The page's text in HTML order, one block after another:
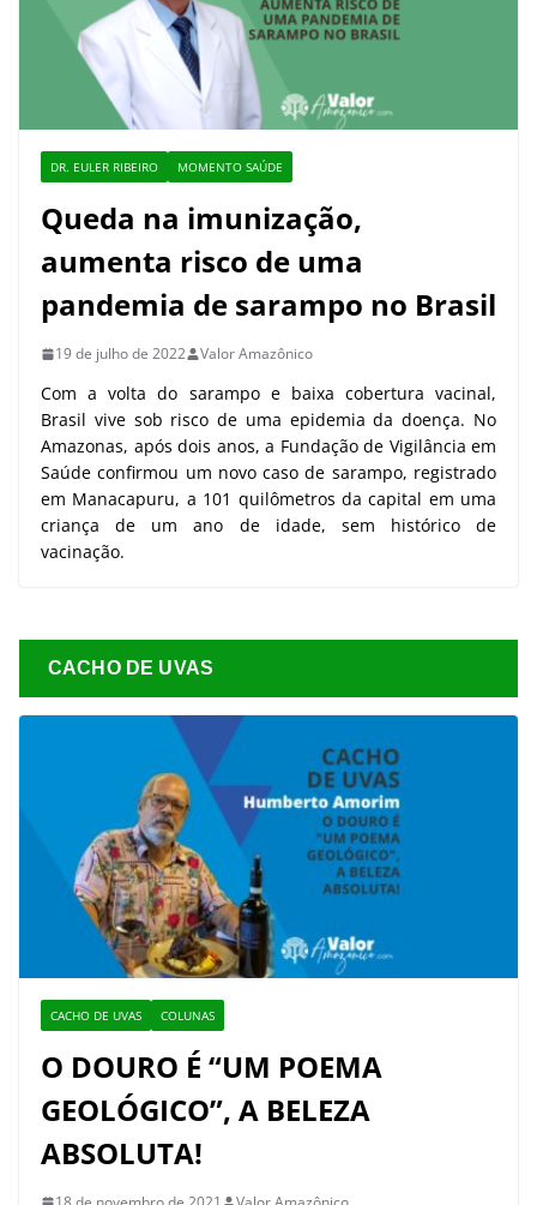
DR. EULER RIBEIRO MOMENTO SAÚDE
Queda na imunização,
aumenta risco de uma
pandemia de sarampo no Brasil
19 de julho de 2022 Valor Amazônico
Com a volta do sarampo e baixa cobertura vacinal,
Brasil vive sob risco de uma epidemia da doença. No
Amazonas, após dois anos, a Fundação de Vigilância em
Saúde confirmou um novo caso de sarampo, registrado
em Manacapuru, a 101 quilômetros da capital em uma
criança de um ano de idade, sem histórico de
vacinação.
CACHO DE UVAS
CACHO DE UVAS COLUNAS
O DOURO É “UM POEMA
GEOLÓGICO”, A BELEZA
ABSOLUTA!